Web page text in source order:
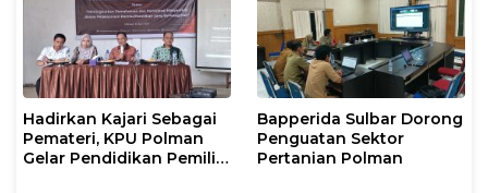
Hadirkan Kajari Sebagai
Pemateri, KPU Polman
Gelar Pendidikan Pemilih
Bapperida Sulbar Dorong
Penguatan Sektor
Pertanian Polman